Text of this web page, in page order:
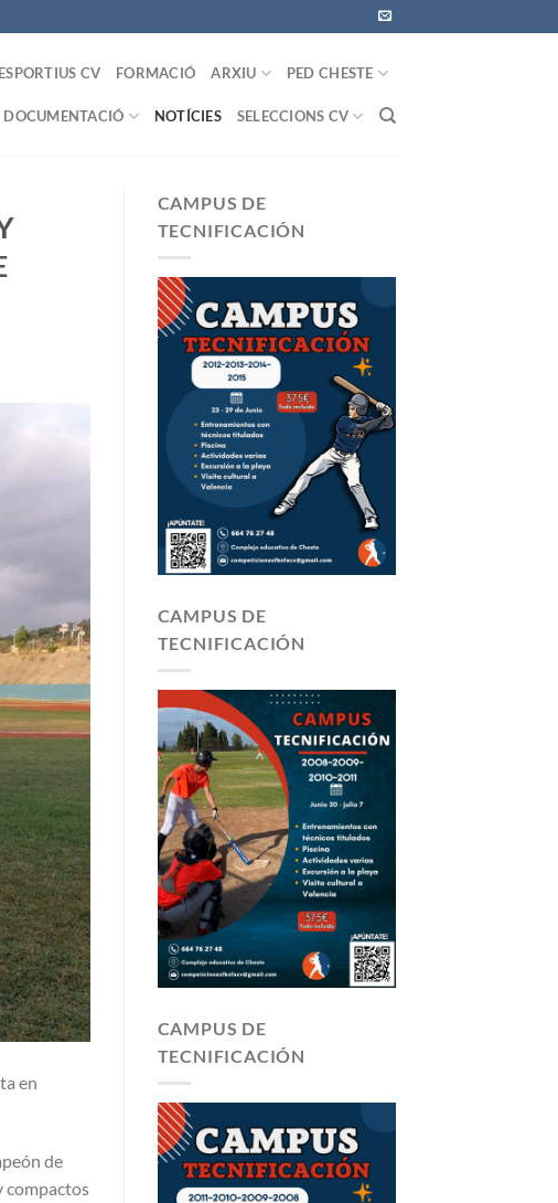
CV FORMACIÓ ARXIU PED CHESTE
DOCUMENTACIÓ NOTÍCIES SELECCIONS CV
en
de
compactos
CAMPUS DE
TECNIFICACIÓN
CAMPUS DE
TECNIFICACIÓN
CAMPUS DE
TECNIFICACIÓN